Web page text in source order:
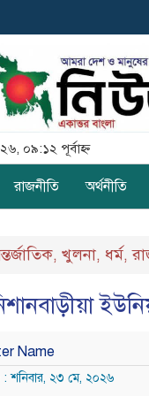
০৯:১২ পূর্বাহ্ন
রাজনীতি অর্থনীতি
, খুলনা, ধর্ম,
Name
শনিবার, ২৩ মে, ২০২৬